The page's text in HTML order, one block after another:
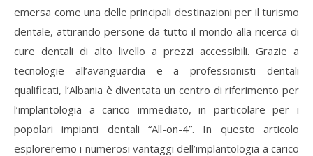
emersa come una delle principali destinazioni per il turismo
dentale, attirando persone da tutto il mondo alla ricerca di
cure dentali di alto livello a prezzi accessibili. Grazie a
tecnologie all’avanguardia e a professionisti dentali
qualificati, l’Albania è diventata un centro di riferimento per
l’implantologia a carico immediato, in particolare per i
popolari impianti dentali “All-on-4”. In questo articolo
esploreremo i numerosi vantaggi dell’implantologia a carico